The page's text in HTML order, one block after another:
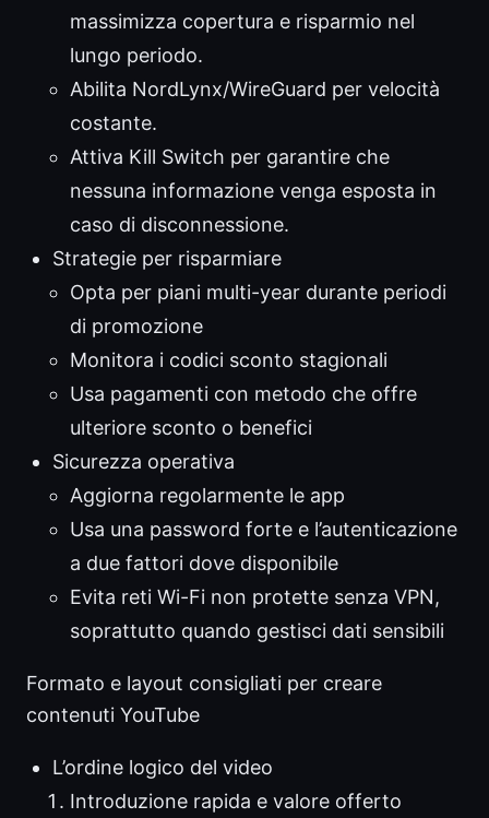
massimizza copertura e risparmio nel
lungo periodo.
Abilita NordLynx/WireGuard per velocità
costante.
Attiva Kill Switch per garantire che
nessuna informazione venga esposta in
caso di disconnessione.
Strategie per risparmiare
Opta per piani multi-year durante periodi
di promozione
Monitora i codici sconto stagionali
Usa pagamenti con metodo che offre
ulteriore sconto o benefici
Sicurezza operativa
Aggiorna regolarmente le app
Usa una password forte e l’autenticazione
a due fattori dove disponibile
Evita reti Wi-Fi non protette senza VPN,
soprattutto quando gestisci dati sensibili
Formato e layout consigliati per creare
contenuti YouTube
L’ordine logico del video
Introduzione rapida e valore offerto